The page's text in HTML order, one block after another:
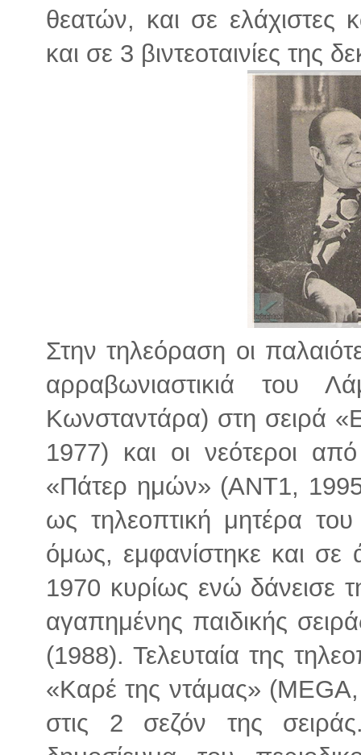
θεατών, και σε ελάχιστες
και σε 3 βιντεοταινίες της
Στην τηλεόραση οι
αρραβωνιαστικιά του
Κωνσταντάρα) στη σειρά
1977) και οι νεότεροι
«Πάτερ ημών» (ΑΝΤ1,
ως τηλεοπτική μητέρα
όμως, εμφανίστηκε και σε
1970 κυρίως ενώ δάνεισε
αγαπημένης παιδικής
(1988). Τελευταία της
«Καρέ της ντάμας»
στις 2 σεζόν της